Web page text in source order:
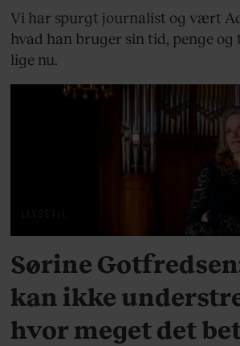
Vi har spurgt journalist og vært
hvad han bruger sin tid, penge
lige nu.
Sørine
kan ikke
hvor meget det